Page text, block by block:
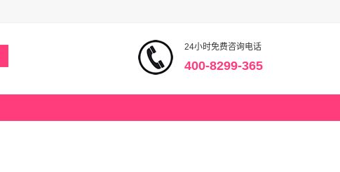
24小时免费咨询电话
400-8299-365